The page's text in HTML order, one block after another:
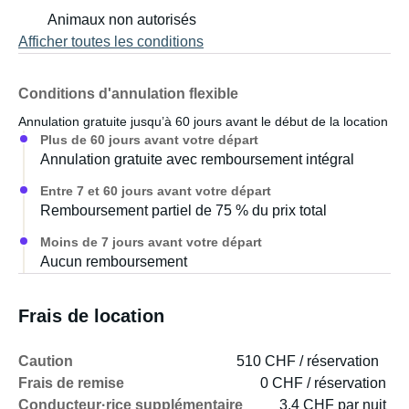
- Tous les objets non fixés doivent être attachés pendant
le transport.
- Les horaires d'arrivée et de départ peuvent être modifiés
- 5 couchages fixes. Le coin salon est convertible en lit
- Couverts, assiettes, verres, bouilloire, gaufrier et la
plupart des ustensiles de cuisine sont fournis.
- Si les toilettes ne sont pas vidées, un supplément de
- Nous pouvons également transporter la caravane
Animaux non autorisés
Afficher toutes les conditions
Conditions d'annulation flexible
Annulation gratuite jusqu’à 60 jours avant le début de la location
Plus de 60 jours avant votre départ
Annulation gratuite avec remboursement intégral
Entre 7 et 60 jours avant votre départ
Remboursement partiel de 75 % du prix total
Moins de 7 jours avant votre départ
Aucun remboursement
Frais de location
Caution
510 CHF / réservation
Frais de remise
0 CHF / réservation
Conducteur·rice supplémentaire
3.4 CHF par nuit